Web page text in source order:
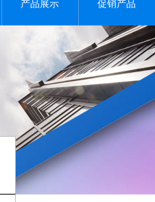
产品展示 促销产品